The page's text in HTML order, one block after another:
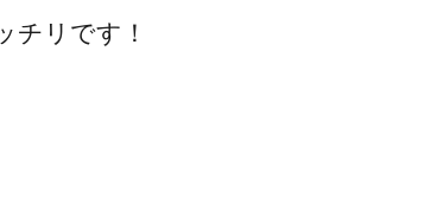
チリです！